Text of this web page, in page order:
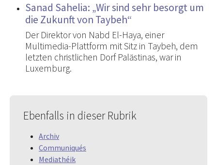
Sanad Sahelia: „Wir sind sehr besorgt um
die Zukunft von Taybeh“
Der Direktor von Nabd El-Haya, einer
Multimedia-Plattform mit Sitz in Taybeh, dem
letzten christlichen Dorf Palästinas, war in
Luxemburg.
Ebenfalls in dieser Rubrik
Archiv
Communiqués
Mediathéik